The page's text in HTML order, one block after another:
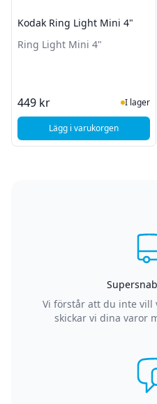
Kodak Ring Light Mini 4"
Ring Light Mini 4"
449 kr I Lager
I lager
Lägg i varukorgen
, Kodak Ring Light
Vi förstår att du inte vill
skickar vi dina varor